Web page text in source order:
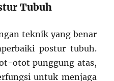
Tubuh
teknik yang benar
postur tubuh.
otot punggung atas,
untuk menjaga